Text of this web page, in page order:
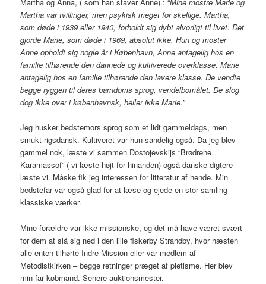
Martha var tvillinger, men psykisk meget for skellige. Martha,
som døde i 1939 eller 1940, forholdt sig dybt alvorligt til livet. Det
gjorde Marie, som døde i 1969, absolut ikke. Hun og moster
Anne opholdt sig nogle år i København, Anne antagelig hos en
familie tilhørende den dannede og kultiverede overklasse. Marie
antagelig hos en familie tilhørende den lavere klasse. De vendte
begge ryggen til deres barndoms sprog, vendelbomålet. De slog
dog ikke over i københavnsk, heller ikke Marie.”
Jeg husker bedstemors sprog som et lidt gammeldags, men
smukt rigsdansk. Kultiveret var hun sandelig også. Da jeg blev
gammel nok, læste vi sammen Dostojevskijs “Brødrene
Karamassof” ( vi læste højt for hinanden) også danske digtere
læste vi. Måske fik jeg interessen for litteratur af hende. Min
bedstefar var også glad for at læse og ejede en stor samling
klassiske værker.
Mine forældre var ikke missionske, og det må have været svært
for dem at slå sig ned i den lille fiskerby Strandby, hvor næsten
alle enten tilhørte Indre Mission eller var medlem af
Metodistkirken – begge retninger præget af pietisme. Her blev
min far købmand. Senere auktionsmester.